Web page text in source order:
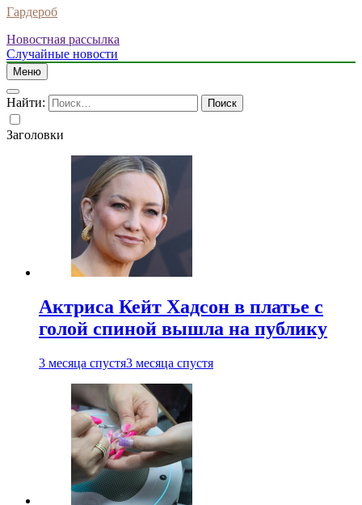
Гардероб
Новостная рассылка
Случайные новости
Меню
Найти:
Заголовки
Актриса Кейт Хадсон в платье с
голой спиной вышла на публику
3 месяца спустя3 месяца спустя